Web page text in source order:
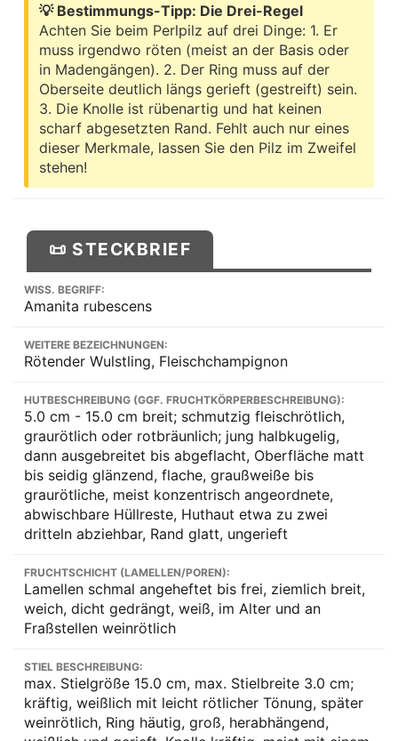
💡 Bestimmungs-Tipp: Die Drei-Regel
Achten Sie beim Perlpilz auf drei Dinge: 1. Er
muss irgendwo röten (meist an der Basis oder
in Madengängen). 2. Der Ring muss auf der
Oberseite deutlich längs gerieft (gestreift) sein.
3. Die Knolle ist rübenartig und hat keinen
scharf abgesetzten Rand. Fehlt auch nur eines
dieser Merkmale, lassen Sie den Pilz im Zweifel
stehen!
📜 STECKBRIEF
WISS. BEGRIFF:
Amanita rubescens
WEITERE BEZEICHNUNGEN:
Rötender Wulstling, Fleischchampignon
HUTBESCHREIBUNG (GGF. FRUCHTKÖRPERBESCHREIBUNG):
5.0 cm - 15.0 cm breit; schmutzig fleischrötlich,
graurötlich oder rotbräunlich; jung halbkugelig,
dann ausgebreitet bis abgeflacht, Oberfläche matt
bis seidig glänzend, flache, graußweiße bis
graurötliche, meist konzentrisch angeordnete,
abwischbare Hüllreste, Huthaut etwa zu zwei
dritteln abziehbar, Rand glatt, ungerieft
FRUCHTSCHICHT (LAMELLEN/POREN):
Lamellen schmal angeheftet bis frei, ziemlich breit,
weich, dicht gedrängt, weiß, im Alter und an
Fraßstellen weinrötlich
STIEL BESCHREIBUNG:
max. Stielgröße 15.0 cm, max. Stielbreite 3.0 cm;
kräftig, weißlich mit leicht rötlicher Tönung, später
weinrötlich, Ring häutig, groß, herabhängend,